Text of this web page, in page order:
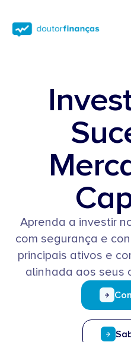
conteúdo
Aprenda a investir
com segurança e
principais ativos e
alinhada aos seus